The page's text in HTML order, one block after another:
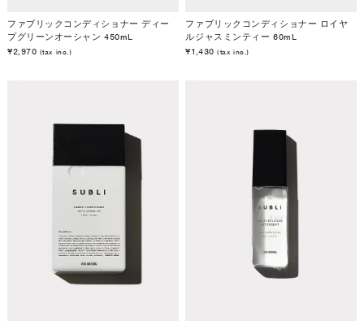
ファブリックコンディショナー ディー
プグリーンオーシャン 450mL
¥2,970 (tax inc.)
ファブリックコンディショナー ロイヤ
ルジャスミンティー 60mL
¥1,430 (tax inc.)